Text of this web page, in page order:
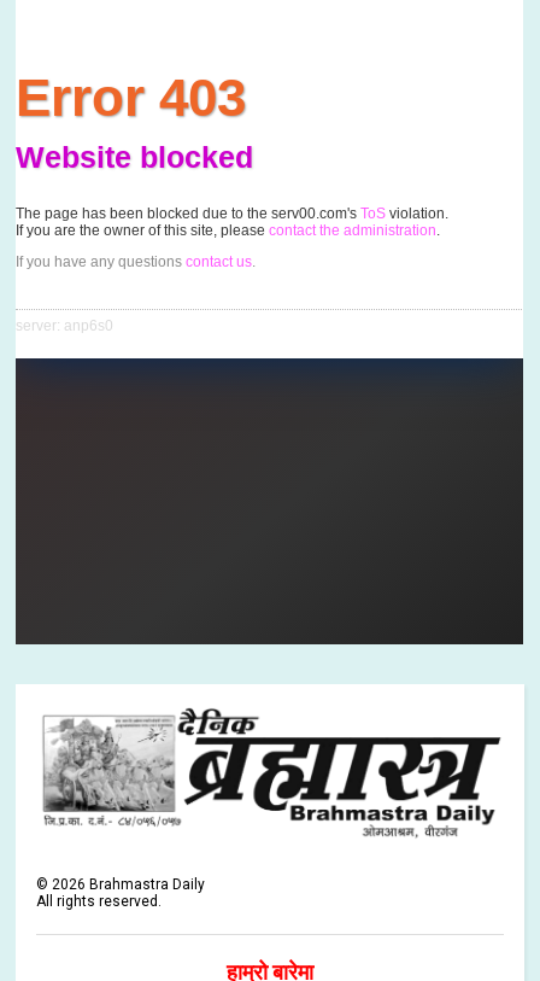
© 2026 Brahmastra Daily
All rights reserved.
हाम्रो बारेमा